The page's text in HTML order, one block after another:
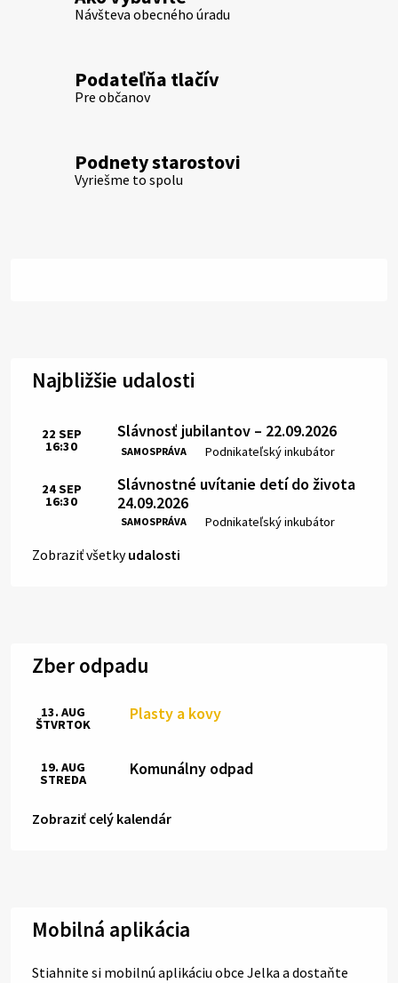
Návšteva obecného úradu
Podateľňa tlačív
Pre občanov
Podnety starostovi
Vyriešme to spolu
Najbližšie udalosti
Slávnosť jubilantov – 22.09.2026
SAMOSPRÁVA Miesto:
Podnikateľský inkubátor
Čas:
22 SEP
16:30
Slávnostné uvítanie detí do života
24.09.2026
SAMOSPRÁVA Miesto:
Podnikateľský inkubátor
Čas:
24SEP
16:30
Zobraziť všetkyudalosti
Zber odpadu
Plasty a kovy
13. AUG
ŠTVRTOK
Komunálny odpad
19. AUG
STREDA
Zobraziť celý kalendár
Mobilná aplikácia
Stiahnite si mobilnú aplikáciu obce Jelka a dostaňte